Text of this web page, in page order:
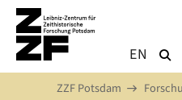
Direkt zum Inhalt
EN
ZZF Potsdam